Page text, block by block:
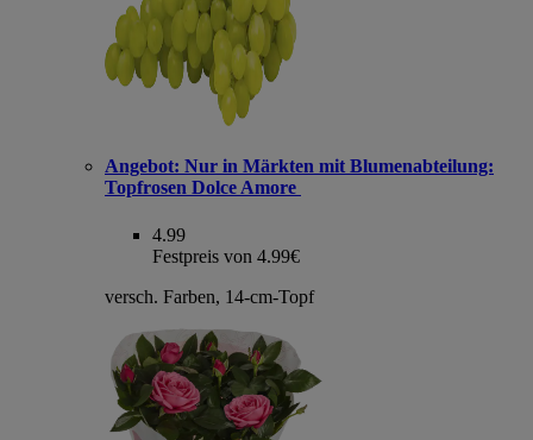
Angebot: Nur in Märkten mit Blumenabteilung:
Topfrosen Dolce Amore
4.99
Festpreis von 4.99€
versch. Farben, 14-cm-Topf